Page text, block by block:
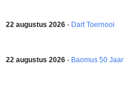
22 augustus 2026 - Dart Toernooi
22 augustus 2026 - Baomus 50 Jaar